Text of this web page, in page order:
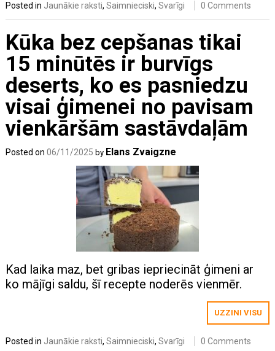
Posted in Jaunākie raksti,Saimnieciski,Svarīgi 0 Comments
Kūka bez cepšanas tikai
15 minūtēs ir burvīgs
deserts, ko es pasniedzu
visai ģimenei no pavisam
vienkāršām sastāvdaļām
Posted on06/11/2025 by Elans Zvaigzne
Kad laika maz, bet gribas iepriecināt ģimeni ar
ko mājīgi saldu, šī recepte noderēs vienmēr.
UZZINI VISU
Posted in Jaunākie raksti,Saimnieciski,Svarīgi 0 Comments